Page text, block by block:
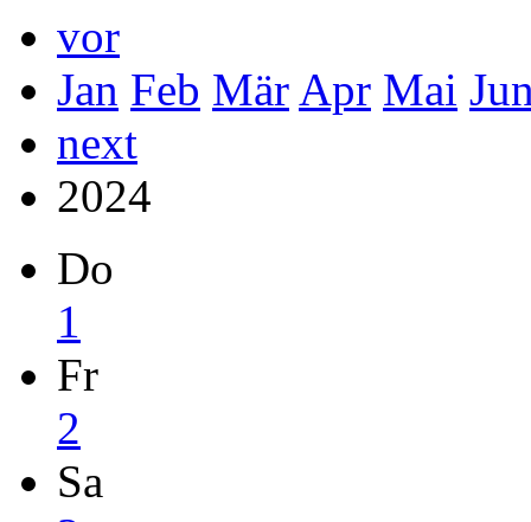
vor
Jan Feb Mär Apr Mai
next
2024
Do
1
Fr
2
Sa